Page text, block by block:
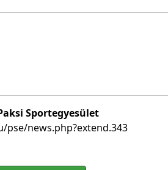
Sportegyesület
pse/news.php?extend.343